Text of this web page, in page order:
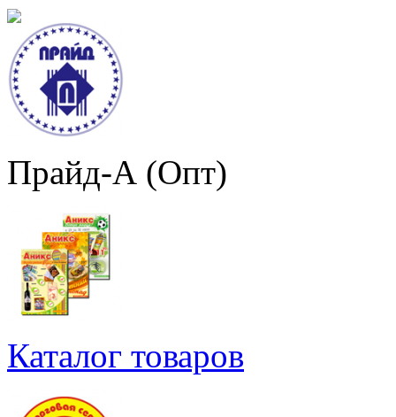
Прайд-А (Опт)
Каталог товаров